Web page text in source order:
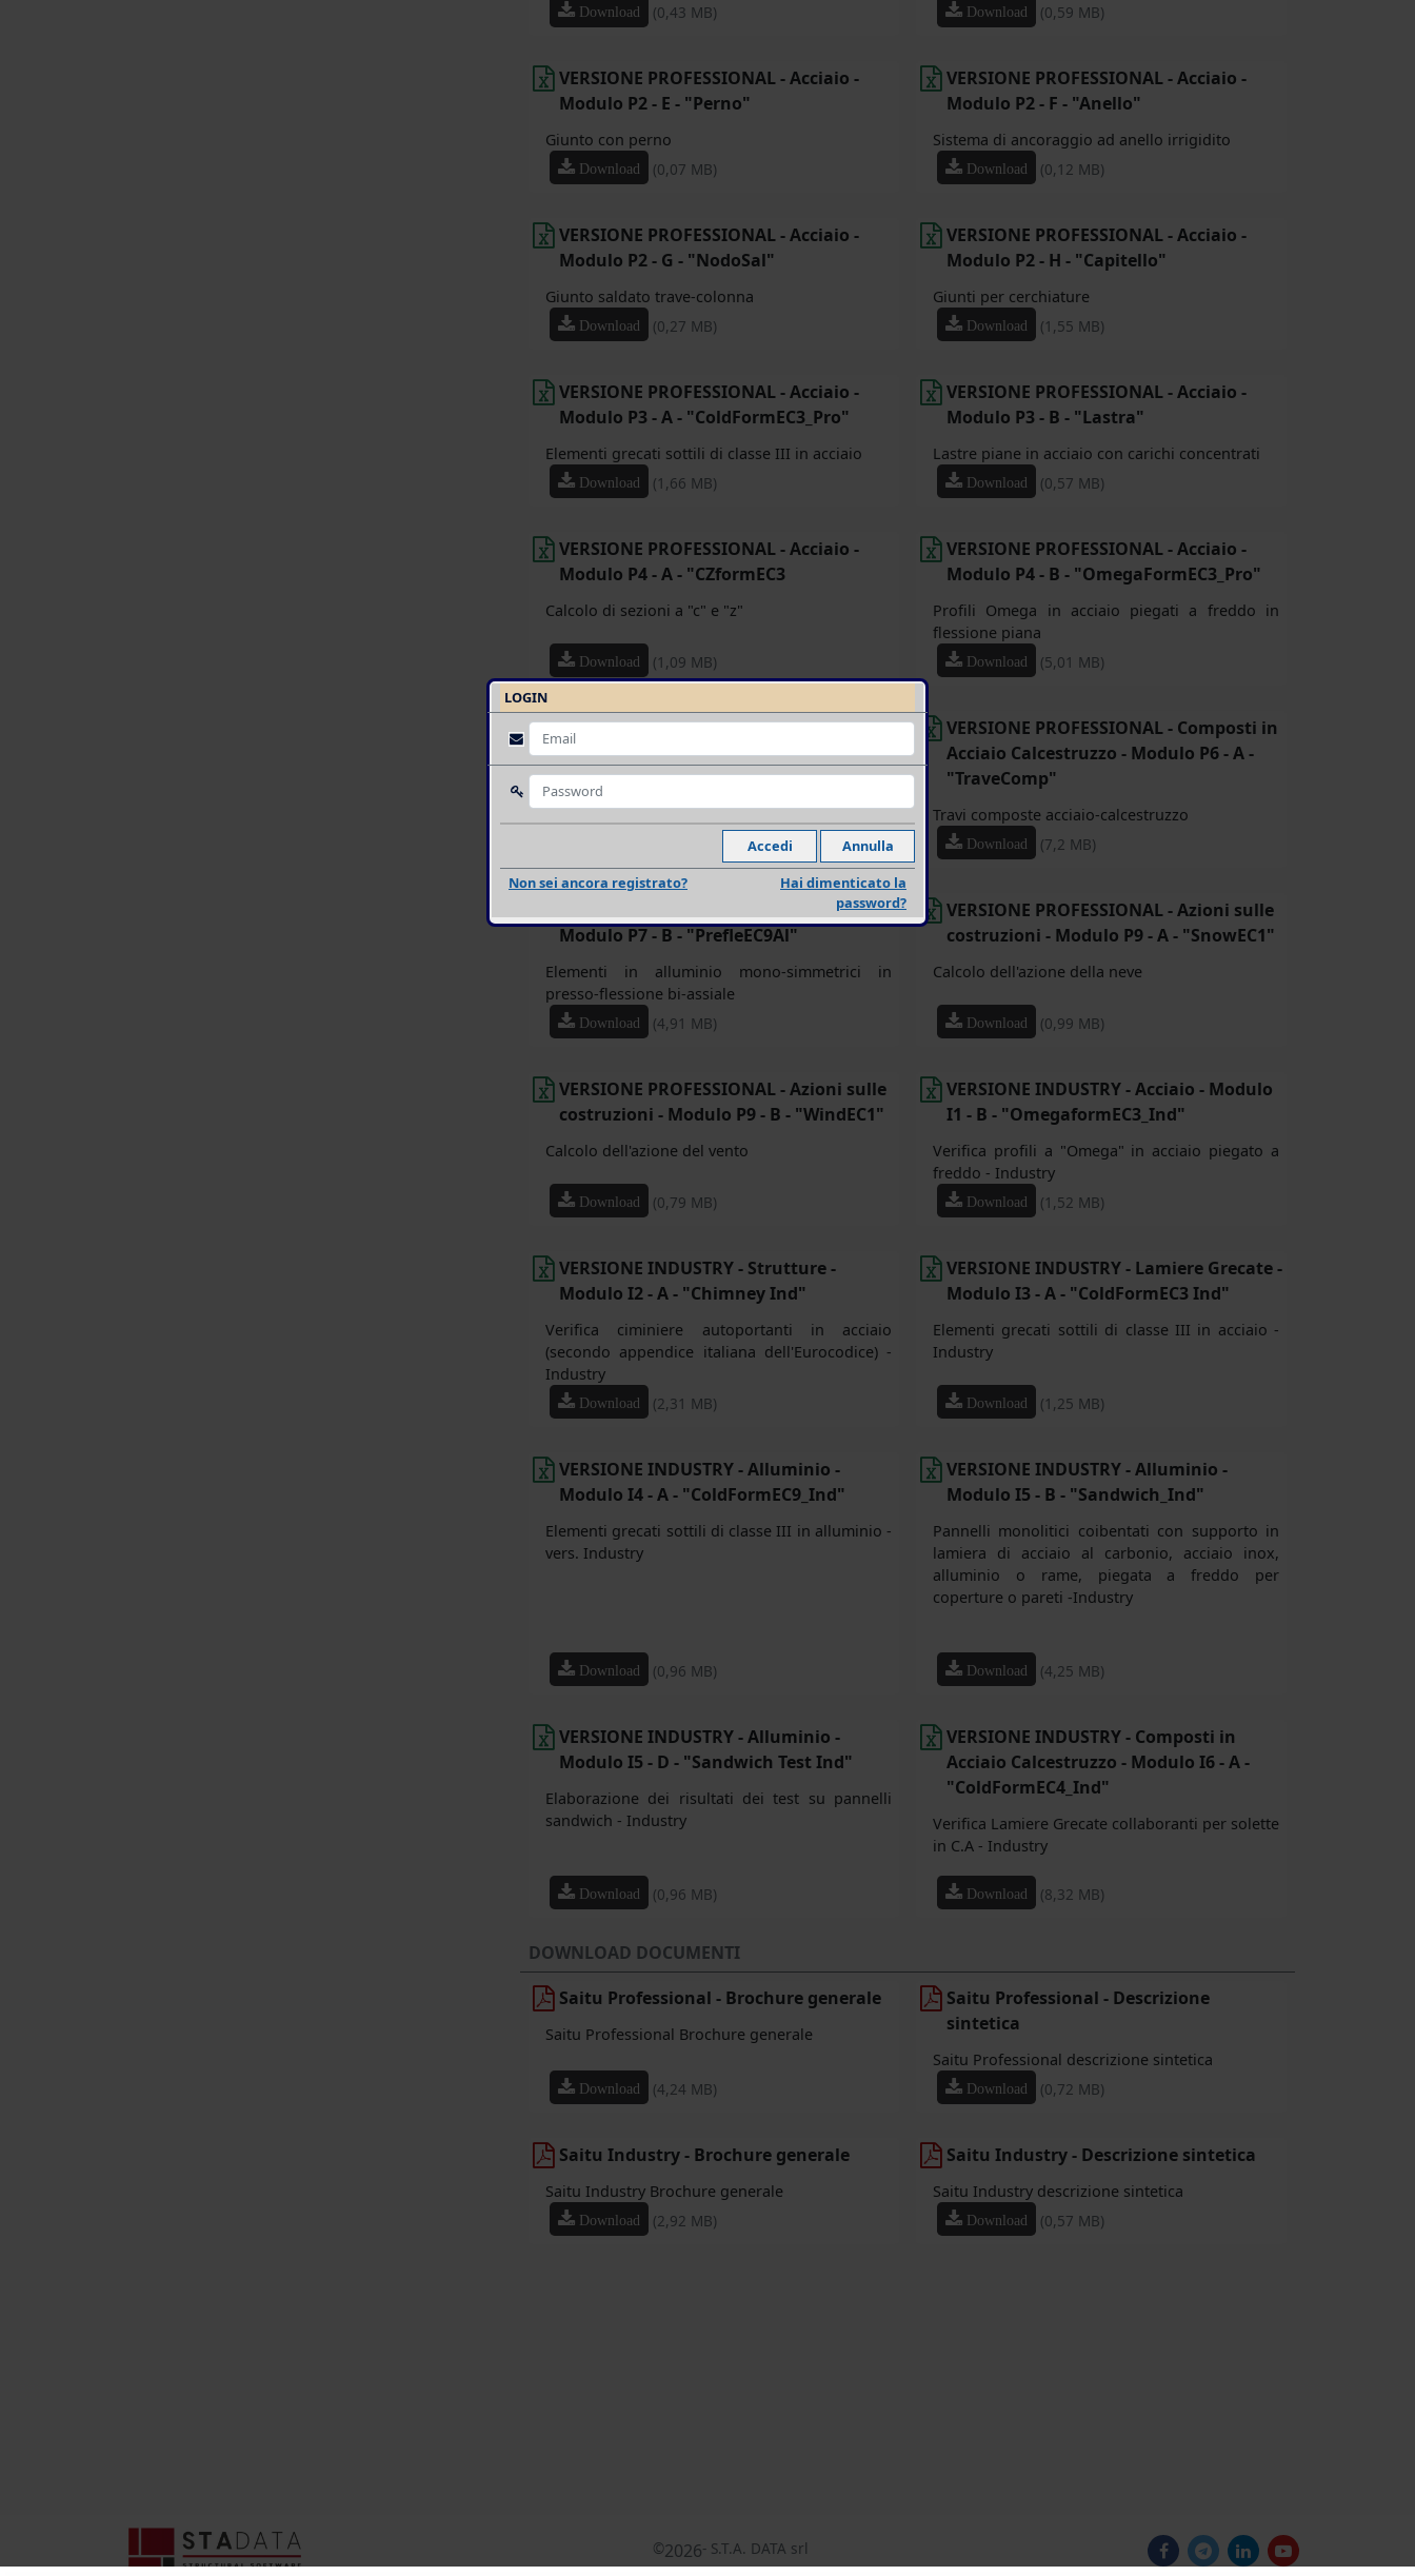
Download (0,43 MB) Download (0,59 MB)
VERSIONE PROFESSIONAL - Acciaio -
Modulo P2 - E - "Perno"
Giunto con perno
Download (0,07 MB)
VERSIONE PROFESSIONAL - Acciaio -
Modulo P2 - F - "Anello"
Sistema di ancoraggio ad anello irrigidito
Download (0,12 MB)
VERSIONE PROFESSIONAL - Acciaio -
Modulo P2 - G - "NodoSal"
Giunto saldato trave-colonna
Download (0,27 MB)
VERSIONE PROFESSIONAL - Acciaio -
Modulo P2 - H - "Capitello"
Giunti per cerchiature
Download (1,55 MB)
VERSIONE PROFESSIONAL - Acciaio -
Modulo P3 - A - "ColdFormEC3_Pro"
Elementi grecati sottili di classe III in acciaio
Download (1,66 MB)
VERSIONE PROFESSIONAL - Acciaio -
Modulo P3 - B - "Lastra"
Lastre piane in acciaio con carichi concentrati
Download (0,57 MB)
VERSIONE PROFESSIONAL - Acciaio -
Modulo P4 - A - "CZformEC3
Calcolo di sezioni a "c" e "z"
Download (1,09 MB)
VERSIONE PROFESSIONAL - Acciaio -
Modulo P4 - B - "OmegaFormEC3_Pro"
Profili Omega in acciaio piegati a freddo in
flessione piana
Download (5,01 MB)
VERSIONE PROFESSIONAL - Acciaio -
Modulo P5 - A - "Sandwich_C-Pro"
Verifica di pannelli monolitici coibentati con
supporto in lamiera
VERSIONE PROFESSIONAL - Composti in
Acciaio Calcestruzzo - Modulo P6 - A -
"TraveComp"
Travi composte acciaio-calcestruzzo
Download (7,2 MB)
VERSIONE PROFESSIONAL - Alluminio -
Modulo P7 - B - "PrefleEC9Al"
Elementi in alluminio mono-simmetrici in
presso-flessione bi-assiale
Download (4,91 MB)
VERSIONE PROFESSIONAL - Azioni sulle
costruzioni - Modulo P9 - A - "SnowEC1"
Calcolo dell'azione della neve
Download (0,99 MB)
VERSIONE PROFESSIONAL - Azioni sulle
costruzioni - Modulo P9 - B - "WindEC1"
Calcolo dell'azione del vento
Download (0,79 MB)
VERSIONE INDUSTRY - Acciaio - Modulo
I1 - B - "OmegaformEC3_Ind"
Verifica profili a "Omega" in acciaio piegato a
freddo - Industry
Download (1,52 MB)
VERSIONE INDUSTRY - Strutture -
Modulo I2 - A - "Chimney Ind"
Verifica ciminiere autoportanti in acciaio
(secondo appendice italiana dell'Eurocodice) -
Industry
Download (2,31 MB)
VERSIONE INDUSTRY - Lamiere Grecate -
Modulo I3 - A - "ColdFormEC3 Ind"
Elementi grecati sottili di classe III in acciaio -
Industry
Download (1,25 MB)
VERSIONE INDUSTRY - Alluminio -
Modulo I4 - A - "ColdFormEC9_Ind"
Elementi grecati sottili di classe III in alluminio -
vers. Industry
Download (0,96 MB)
VERSIONE INDUSTRY - Alluminio -
Modulo I5 - B - "Sandwich_Ind"
Pannelli monolitici coibentati con supporto in
lamiera di acciaio al carbonio, acciaio inox,
alluminio o rame, piegata a freddo per
coperture o pareti -Industry
Download (4,25 MB)
VERSIONE INDUSTRY - Alluminio -
Modulo I5 - D - "Sandwich Test Ind"
Elaborazione dei risultati dei test su pannelli
sandwich - Industry
Download (0,96 MB)
VERSIONE INDUSTRY - Composti in
Acciaio Calcestruzzo - Modulo I6 - A -
"ColdFormEC4_Ind"
Verifica Lamiere Grecate collaboranti per solette
in C.A - Industry
Download (8,32 MB)
DOWNLOAD DOCUMENTI
Saitu Professional - Brochure generale
Saitu Professional Brochure generale
Download (4,24 MB)
Saitu Professional - Descrizione
sintetica
Saitu Professional descrizione sintetica
Download (0,72 MB)
Saitu Industry - Brochure generale
Saitu Industry Brochure generale
Download (2,92 MB)
Saitu Industry - Descrizione sintetica
Saitu Industry descrizione sintetica
Download (0,57 MB)
LOGIN
Non sei ancora registrato?
Hai dimenticato la
password?
©2026- S.T.A. DATA srl